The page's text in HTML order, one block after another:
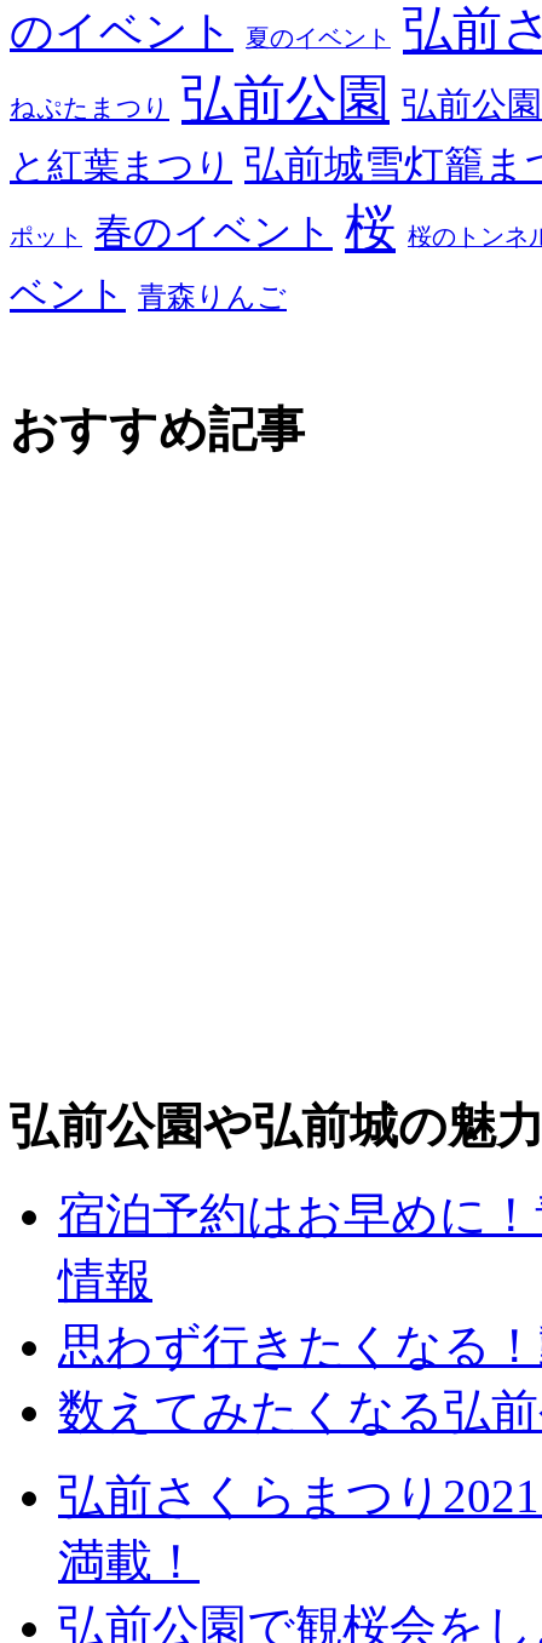
のイベント 夏のイベント 弘前
ねぷたまつり 弘前公園 弘前公
と紅葉まつり 弘前城雪灯籠ま
ポット 春のイベント 桜 桜のトンネ
ベント 青森りんご
おすすめ記事
弘前公園や弘前城の魅
宿泊予約はお早めに
情報
思わず行きたくなる
数えてみたくなる弘
弘前さくらまつり
満載！
弘前公園で観桜会を